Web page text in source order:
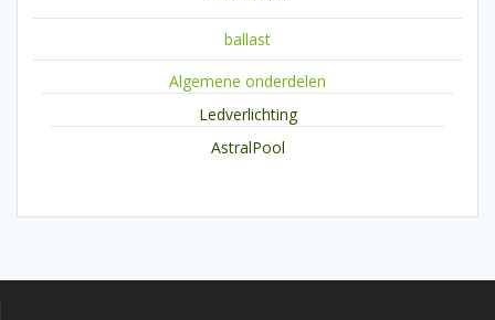
ballast
Algemene onderdelen
Ledverlichting
AstralPool